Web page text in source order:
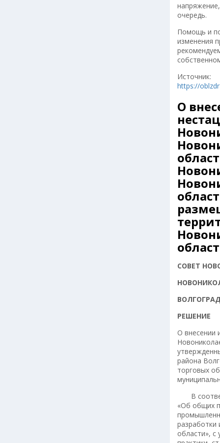
очередь.
Помощь и
изменения
Источник:
https://
О
СОВЕТ
РЕШЕНИЕ
О внесении
района
торговых
В
«Об общих
разработки
области», с